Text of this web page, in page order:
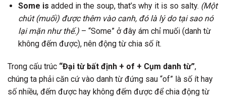
Some is added in the soup, that’s why it is so salty. (Một
chút (muối) được thêm vào canh, đó là lý do tại sao nó
lại mặn như thế.)– “Some” ở đây ám chỉ muối (danh từ
không đếm được), nên động từ chia số ít.
Trong cấu trúc “Đại từ bất định + of + Cụm danh từ”,
chúng ta phải căn cứ vào danh từ đứng sau “of” là số ít hay
số nhiều, đếm được hay không đếm được để chia động từ